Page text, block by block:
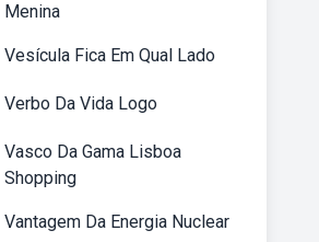
Menina
Vesícula Fica Em Qual Lado
Verbo Da Vida Logo
Vasco Da Gama Lisboa
Shopping
Vantagem Da Energia Nuclear